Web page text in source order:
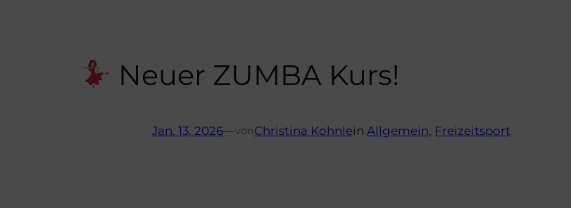
Neuer ZUMBA Kurs!
Jan. 13, 2026—vonChristina Kohnlein Allgemein, Freizeitsport